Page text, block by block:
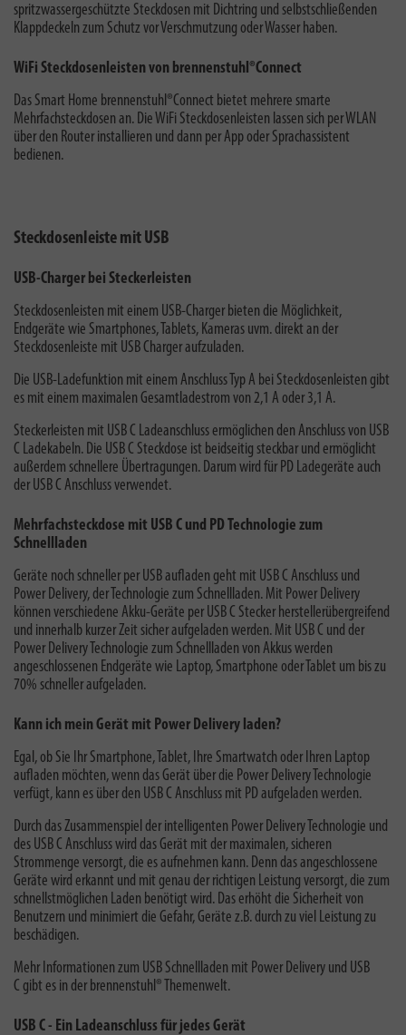
spritzwassergeschützte Steckdosen mit Dichtring und selbstschließenden
Klappdeckeln zum Schutz vor Verschmutzung oder Wasser haben.
WiFi Steckdosenleisten von brennenstuhl®Connect
Das Smart Home brennenstuhl®Connect bietet mehrere smarte
Mehrfachsteckdosen an. Die WiFi Steckdosenleisten lassen sich per WLAN
über den Router installieren und dann per App oder Sprachassistent
bedienen.
Steckdosenleiste mit USB
USB-Charger bei Steckerleisten
Steckdosenleisten mit einem USB-Charger bieten die Möglichkeit,
Endgeräte wie Smartphones, Tablets, Kameras uvm. direkt an der
Steckdosenleiste mit USB Charger aufzuladen.
Die USB-Ladefunktion mit einem Anschluss Typ A bei Steckdosenleisten gibt
es mit einem maximalen Gesamtladestrom von 2,1 A oder 3,1 A.
Steckerleisten mit USB C Ladeanschluss ermöglichen den Anschluss von USB
C Ladekabeln. Die USB C Steckdose ist beidseitig steckbar und ermöglicht
außerdem schnellere Übertragungen. Darum wird für PD Ladegeräte auch
der USB C Anschluss verwendet.
Mehrfachsteckdose mit USB C und PD Technologie zum
Schnellladen
Geräte noch schneller per USB aufladen geht mit USB C Anschluss und
Power Delivery, der Technologie zum Schnellladen. Mit Power Delivery
können verschiedene Akku-Geräte per USB C Stecker herstellerübergreifend
und innerhalb kurzer Zeit sicher aufgeladen werden. Mit USB C und der
Power Delivery Technologie zum Schnellladen von Akkus werden
angeschlossenen Endgeräte wie Laptop, Smartphone oder Tablet um bis zu
70% schneller aufgeladen.
Kann ich mein Gerät mit Power Delivery laden?
Egal, ob Sie Ihr Smartphone, Tablet, Ihre Smartwatch oder Ihren Laptop
aufladen möchten,wenn das Gerät über die Power Delivery Technologie
verfügt, kann es über den USB C Anschluss mit PD aufgeladen werden.
Durch das Zusammenspiel der intelligenten Power Delivery Technologie und
des USB C Anschluss wird das Gerät mit der maximalen, sicheren
Strommenge versorgt, die es aufnehmen kann. Denn das angeschlossene
Geräte wird erkannt und mit genau der richtigen Leistung versorgt, die zum
schnellstmöglichen Laden benötigt wird. Das erhöht die Sicherheit von
Benutzern und minimiert die Gefahr, Geräte z.B. durch zu viel Leistung zu
beschädigen.
Mehr Informationen zum USB Schnellladen mit Power Delivery und USB
C gibt es in der brennenstuhl® Themenwelt.
USB C - Ein Ladeanschluss für jedes Gerät